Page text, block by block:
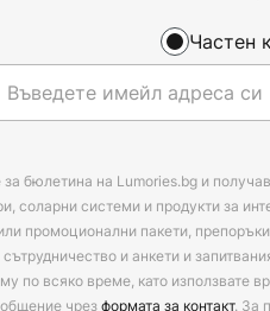
Частен
бюлетина на Lumories.bg и
соларни системи и продукти за
промоционални пакети,
сътрудничество и анкети и
по всяко време, като използвате
чрезформата за контакт. За